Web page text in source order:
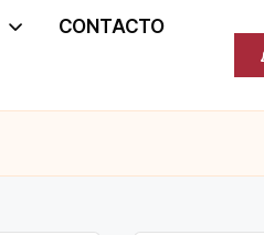
CONTACTO